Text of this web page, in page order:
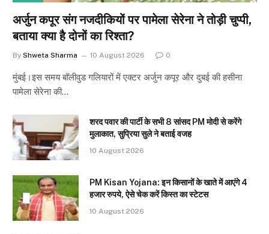
अर्जुन कपूर संग नजदीकियों पर पामेला सेरेना ने तोड़ी चुप्पी,
बताया क्या है दोनों का रिश्ता?
By Shweta Sharma 10 August 2026 0
मुंबई।इस समय बॉलीवुड गलियारों में एक्टर अर्जुन कपूर और दुबई की हसीना
पामेला सेरेना की…
शरद पवार की पार्टी के सभी 8 सांसद PM मोदी से करेंगे
मुलाकात, सुप्रिया सुले ने बताई वजह
10 August 2026
PM Kisan Yojana: इन किसानों के खाते में आएंगे 4
हजार रुपये, ऐसे चेक करें किस्त का स्टेटस
10 August 2026